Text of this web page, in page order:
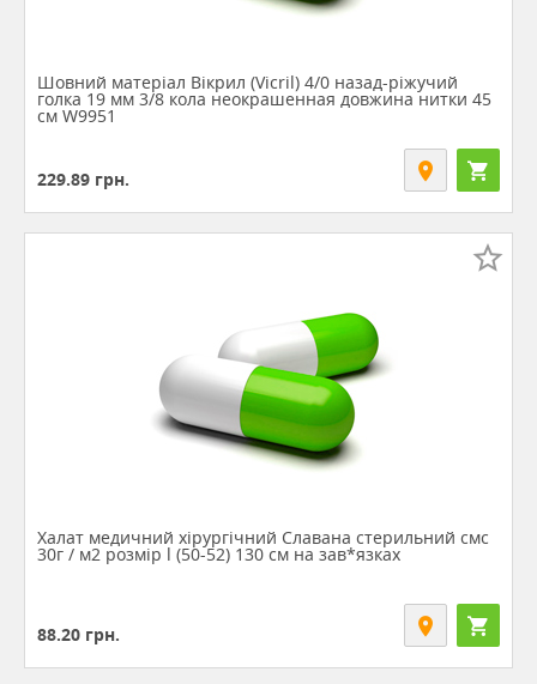
Шовний матеріал Вікрил (Vicril) 4/0 назад-ріжучий
голка 19 мм 3/8 кола неокрашенная довжина нитки 45
см W9951
229.89 грн.
Халат медичний хірургічний Славана стерильний смс
30г / м2 розмір l (50-52) 130 см на зав*язках
88.20 грн.